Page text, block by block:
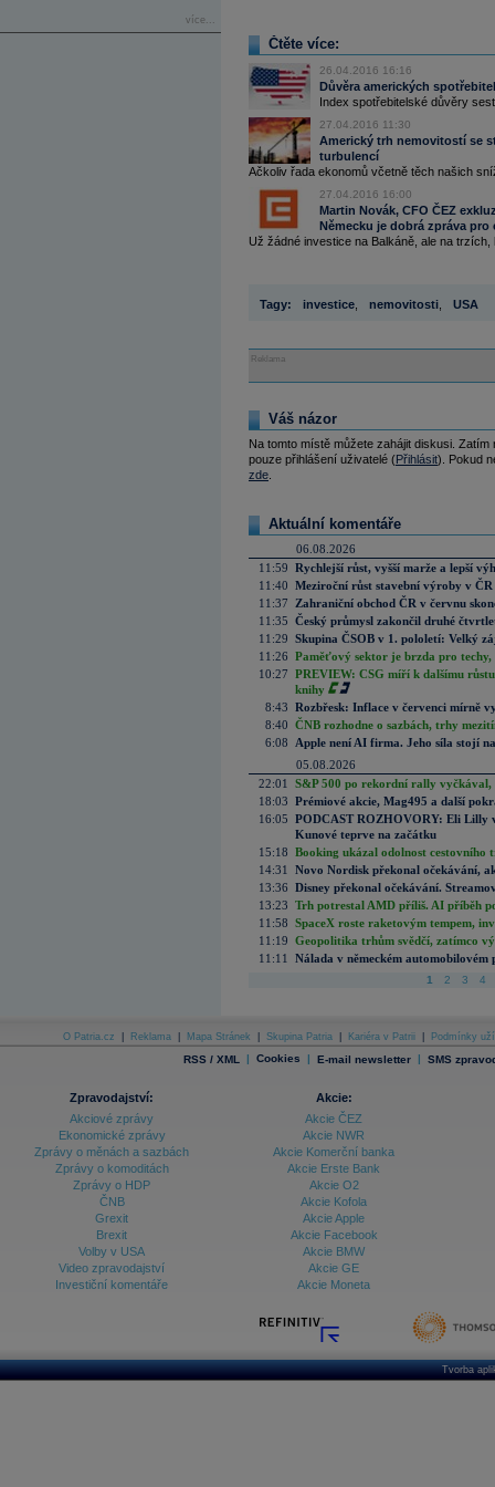
více...
Čtěte více:
26.04.2016 16:16
Důvěra amerických
Index spotřebitelské důvěry
27.04.2016 11:30
Americký trh nemovitostí se
turbulencí
Ačkoliv řada ekonomů včetně těch našich
27.04.2016 16:00
Martin Novák, CFO ČEZ
Německu je dobrá zpráva pro
Už žádné investice na Balkáně, ale na
Tagy: investice nemovitosti USA
Reklama
Váš názor
Na tomto místě můžete zahájit diskusi.
pouze přihlášení uživatelé (Přihlásit). Pokud
zde
Aktuální komentáře
06.08.2026
11:59 Rychlejší růst, vyšší marže a lepší
11:40 Meziroční růst stavební výroby v
11:37
Zahraniční obchod ČR v červnu
11:35 Český průmysl zakončil druhé
11:29 Skupina ČSOB v 1. pololetí: Velký
11:26 Paměťový sektor je brzda pro techy,
10:27 PREVIEW: CSG míří k dalšímu
knihy
8:43 Rozbřesk: Inflace v červenci mírně
8:40 ČNB rozhodne o sazbách, trhy
6:08
Apple není AI firma. Jeho síla stojí
05.08.2026
22:01
S&P 500 po rekordní rally vyčkával,
18:03 Prémiové akcie, Mag495 a další
16:05 PODCAST ROZHOVORY: Eli Lilly
Kunové teprve na začátku
15:18 Booking ukázal odolnost cestovního
14:31
Novo Nordisk překonal očekávání,
13:36 Disney překonal očekávání.
13:23 Trh potrestal AMD příliš. AI příběh
11:58 SpaceX roste raketovým tempem,
11:19 Geopolitika trhům svědčí, zatímco
11:11
Nálada v německém automobilovém
1 2 3 4
O Patria.cz Reklama Mapa Stránek Skupina Patria Kariéra v Patrii Podmínky
RSS / XML | Cookies | E-mail newsletter | SMS
Zpravodajství:
Akciové zprávy
Ekonomické zprávy
Zprávy o měnách a sazbách
Zprávy o komoditách
Zprávy o HDP
ČNB
Grexit
Brexit
Volby v USA
Video zpravodajství
Investiční komentáře
Akcie:
Akcie ČEZ
Akcie NWR
Akcie Komerční banka
Akcie Erste Bank
Akcie O2
Akcie Kofola
Akcie Apple
Akcie Facebook
Akcie BMW
Akcie GE
Akcie Moneta
Tvorba